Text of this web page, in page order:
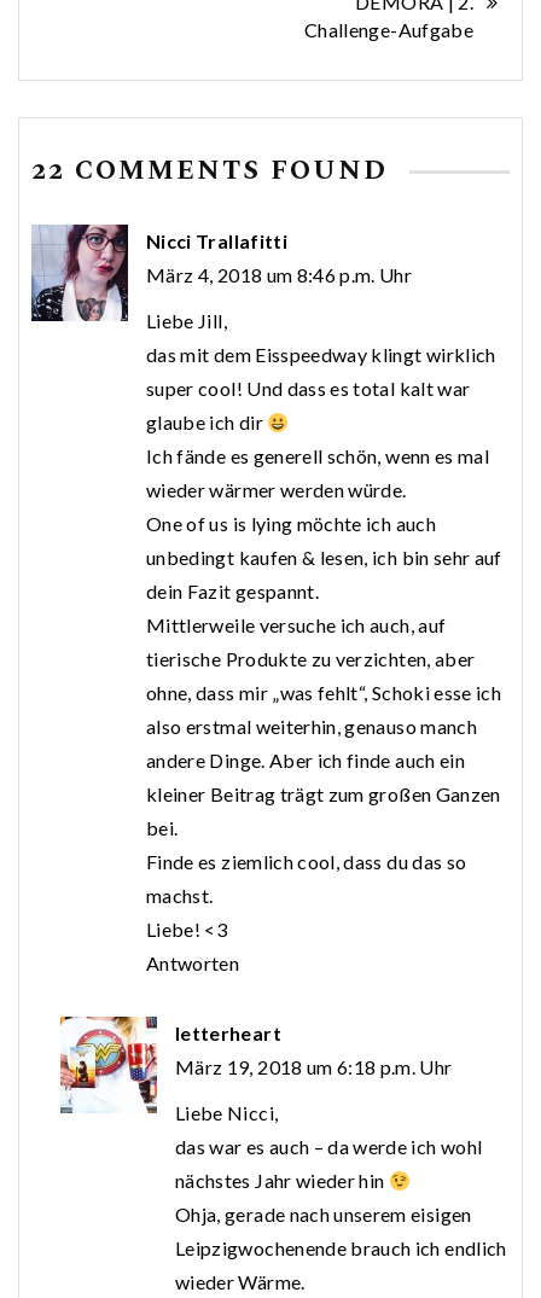
Challenge-Aufgabe
22 COMMENTS FOUND
Nicci Trallafitti
März 4, 2018 um 8:46 p.m. Uhr
Liebe Jill,
das mit dem Eisspeedway klingt wirklich
super cool! Und dass es total kalt war
glaube ich dir
Ich fände es generell schön, wenn es mal
wieder wärmer werden würde.
One of us is lying möchte ich auch
unbedingt kaufen & lesen, ich bin sehr auf
dein Fazit gespannt.
Mittlerweile versuche ich auch, auf
tierische Produkte zu verzichten, aber
ohne, dass mir „was fehlt“, Schoki esse ich
also erstmal weiterhin, genauso manch
andere Dinge. Aber ich finde auch ein
kleiner Beitrag trägt zum großen Ganzen
bei.
Finde es ziemlich cool, dass du das so
machst.
Liebe! <3
Antworten
letterheart
März 19, 2018 um 6:18 p.m. Uhr
Liebe Nicci,
das war es auch – da werde ich wohl
nächstes Jahr wieder hin
Ohja, gerade nach unserem eisigen
Leipzigwochenende brauch ich endlich
wieder Wärme.